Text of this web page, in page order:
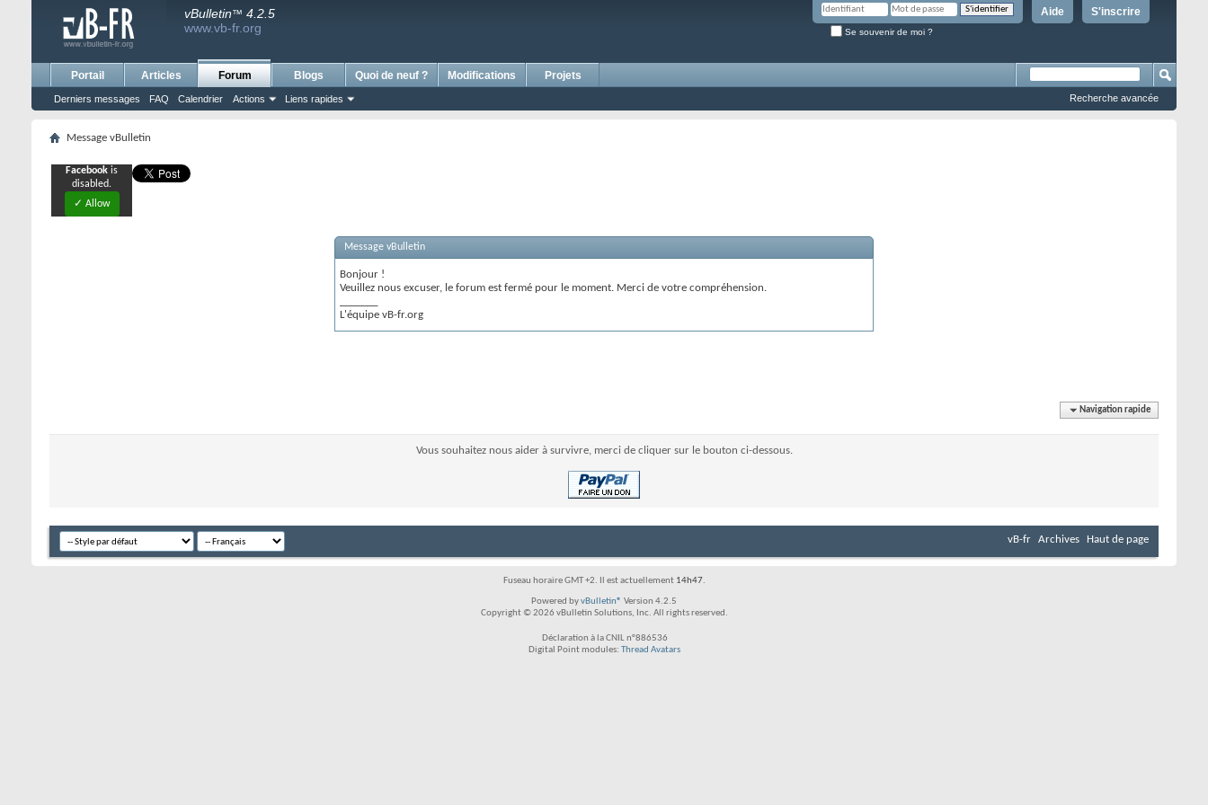
S'inscrire
Aide
Se souvenir de moi ?
vBulletin™ 4.2.5
www.vb-fr.org
Portail Articles Forum
Derniers messages FAQ Calendrier Actions Liens rapides
Blogs Quoi de neuf ? Modifications Projets
Recherche avancée
Message vBulletin
Facebook is
disabled.
✓ Allow
Message vBulletin
Bonjour !
Veuillez nous excuser, le forum est fermé pour le moment. Merci de votre compréhension.
L'équipe vB-fr.org
Navigation rapide
Vous souhaitez nous aider à survivre, merci de cliquer sur le bouton ci-dessous.
vB-fr Archives Haut de page
Fuseau horaire GMT +2. Il est actuellement 14h47.
Powered byvBulletin® Version 4.2.5
Copyright © 2026 vBulletin Solutions, Inc. All rights reserved.
Déclaration à la CNIL n°886536
Digital Point modules: Thread Avatars